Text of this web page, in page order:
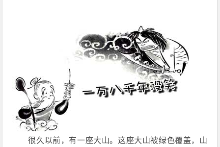
很久以前，有一座大山。这座大山被绿色覆盖，山